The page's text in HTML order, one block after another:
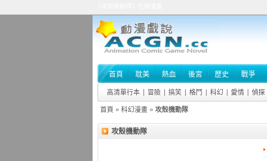
首頁 耽美 熱血 後宮 歷史 戰爭
高清單行本 冒險 搞笑 格鬥 科幻 愛情 偵探
首頁 » 科幻漫畫 » 攻殼機動隊
攻殼機動隊